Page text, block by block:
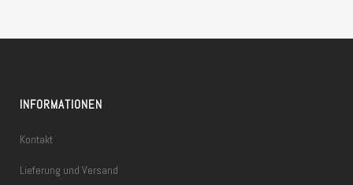
INFORMATIONEN
Kontakt
Lieferung und Versand